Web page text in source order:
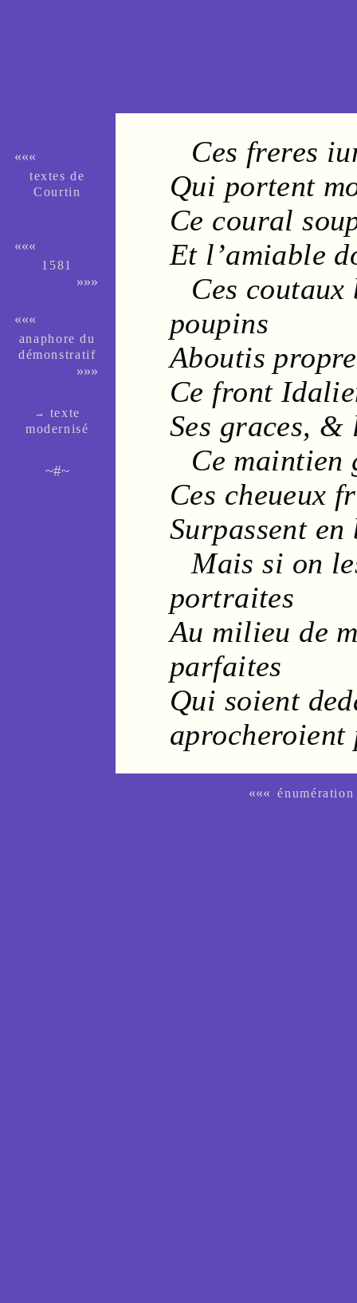
«««
textes de
Cour­tin
«««
1581
»»»
«««
ana­phore du
dé­mons­tra­tif
»»»
→ texte
moder­nisé
~#~
Ces freres
Qui portent
Ce coural
Et l’amiable
Ces coutaux
poupins
Aboutis
Ce front
Ses graces, &
Ce maintien
Ces cheueux
Surpassent en
Mais si on
portraites
Au milieu de
parfaites
Qui soient
aprocheroient
«««